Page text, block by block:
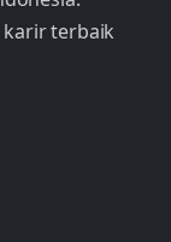
terbaik